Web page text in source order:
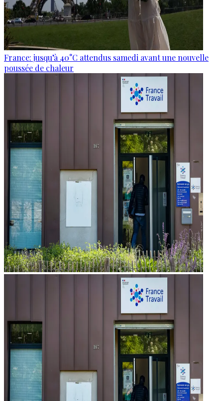
France: jusqu’à 40°C attendus samedi avant une nouvelle
poussée de chaleur